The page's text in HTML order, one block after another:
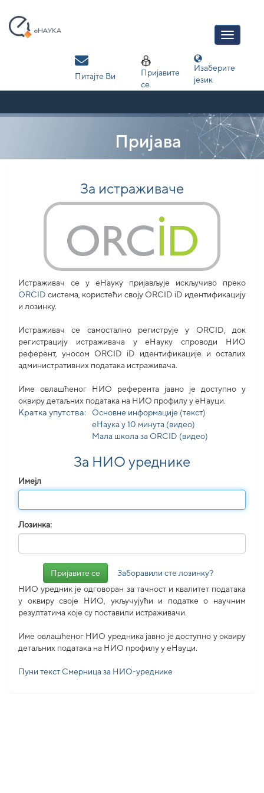
navigation
Питајте Ви
Пријавите
се
Изаберите
језик
Пријава
За истраживаче
Истраживач се у еНауку пријављује искључиво преко
ORCID система, користећи своjу ORCID iD идентификацију
и лозинку.
Истраживач се самостално региструје у ORCID, док
регистрацију истраживача у еНауку спроводи НИО
референт, уносом ORCID iD идентификације и осталих
административних података истраживача.
Име овлашћеног НИО референта јавно је доступно у
оквиру детаљних података на НИО профилу у еНауци.
Кратка упутства:
Основне информације (текст)
еНаука у 10 минута (видео)
Мала школа за ORCID (видео)
За НИО уреднике
Имејл
Лозинка:
Заборавили сте лозинку?
НИО уредник је одговоран за тачност и квалитет података
у оквиру своје НИО, укључујући и податке о научним
резултатима које су поставили истраживачи.
Име овлашћеног НИО уредника јавно је доступно у оквиру
детаљних података на НИО профилу у еНауци.
Пуни текст Смерница за НИО-уреднике